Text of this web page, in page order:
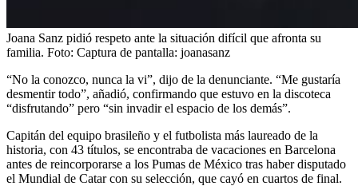
Joana Sanz pidió respeto ante la situación difícil que afronta su
familia. Foto: Captura de pantalla: joanasanz
“No la conozco, nunca la vi”, dijo de la denunciante. “Me gustaría
desmentir todo”, añadió, confirmando que estuvo en la discoteca
“disfrutando” pero “sin invadir el espacio de los demás”.
Capitán del equipo brasileño y el futbolista más laureado de la
historia, con 43 títulos, se encontraba de vacaciones en Barcelona
antes de reincorporarse a los Pumas de México tras haber disputado
el Mundial de Catar con su selección, que cayó en cuartos de final.